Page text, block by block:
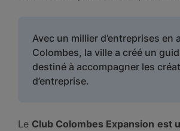
Avec un millier d’entreprises en
Colombes, la ville a créé un
destiné à accompagner les
d’entreprise.
Le Club Colombes Expansion est